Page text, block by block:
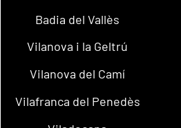
Badia del Vallès
Vilanova i la Geltrú
Vilanova del Camí
Vilafranca del Penedès